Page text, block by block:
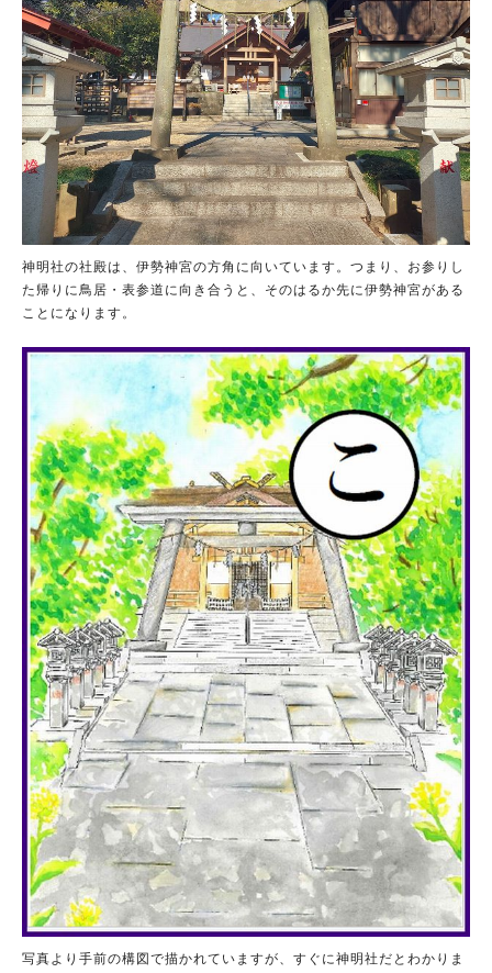
神明社の社殿は、伊勢神宮の方角に向いています。つまり、お参りし
た帰りに鳥居・表参道に向き合うと、そのはるか先に伊勢神宮がある
ことになります。
写真より手前の構図で描かれていますが、すぐに神明社だとわかりま